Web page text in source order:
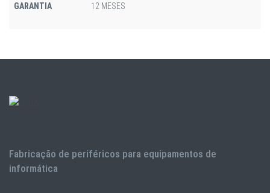
GARANTIA 12 MESES
Fabricação de periféricos para equipamentos de
informática